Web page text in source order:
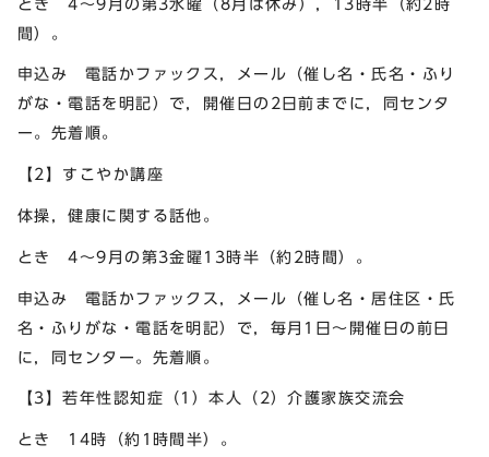
とき 4～9月の第3水曜（8月は休み），13時半（約2時
間）。
申込み 電話かファックス，メール（催し名・氏名・ふり
がな・電話を明記）で，開催日の2日前までに，同センタ
ー。先着順。
【2】すこやか講座
体操，健康に関する話他。
とき 4～9月の第3金曜13時半（約2時間）。
申込み 電話かファックス，メール（催し名・居住区・氏
名・ふりがな・電話を明記）で，毎月1日～開催日の前日
に，同センター。先着順。
【3】若年性認知症（1）本人（2）介護家族交流会
とき 14時（約1時間半）。